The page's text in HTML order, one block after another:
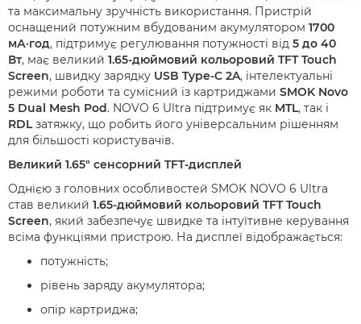
та максимальну зручність використання. Пристрій
оснащений потужним вбудованим акумулятором 1700
мА·год, підтримує регулювання потужності від 5 до 40
Вт, має великий 1.65-дюймовий кольоровий TFT Touch
Screen, швидку зарядку USB Type-C 2A, інтелектуальні
режими роботи та сумісний із картриджами SMOK Novo
5 Dual Mesh Pod. NOVO 6 Ultra підтримує як MTL, так і
RDLзатяжку, що робить його універсальним рішенням
для більшості користувачів.
Великий 1.65" сенсорний TFT-дисплей
Однією з головних особливостей SMOK NOVO 6 Ultra
став великий 1.65-дюймовий кольоровий TFT Touch
Screen, який забезпечує швидке та інтуїтивне керування
всіма функціями пристрою. На дисплеї відображається:
потужність;
рівень заряду акумулятора;
опір картриджа;